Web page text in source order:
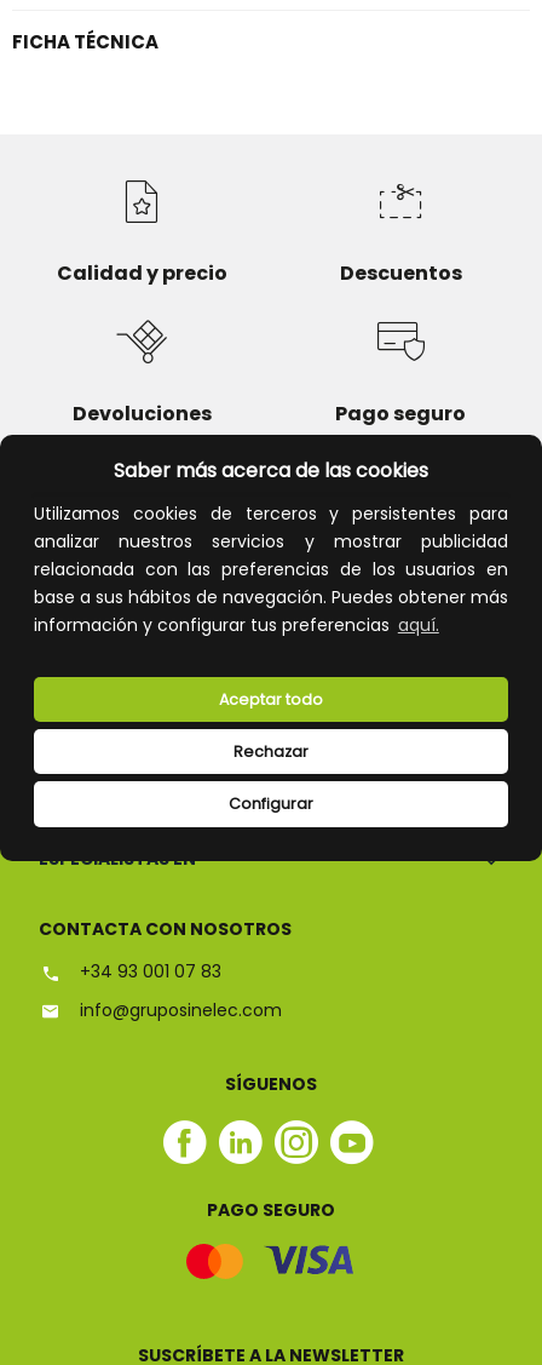
Saber más acerca de las cookies
Utilizamos cookies de terceros y persistentes para
analizar nuestros servicios y mostrar publicidad
relacionada con las preferencias de los usuarios en
base a sus hábitos de navegación. Puedes obtener más
información y configurar tus preferencias aquí.
Configurar
Rechazar
Aceptar todo
FICHA TÉCNICA
Calidad y precio Descuentos
Devoluciones Pago seguro
Atención al cliente
CONÓCENOS
ESPECIALISTAS EN
CONTACTA CON NOSOTROS
+34 93 001 07 83
info@gruposinelec.com
SÍGUENOS
Facebook
Linkedin
Instagram
Youtube
PAGO SEGURO
SUSCRÍBETE A LA NEWSLETTER